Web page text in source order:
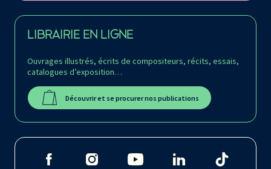
LIBRAIRIE EN LIGNE
Ouvrages illustrés, écrits de compositeurs, récits, essais,
catalogues d’exposition…
Découvrir et se procurer nos publications